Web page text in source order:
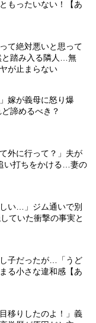
もったいない！【あ
て絶対悪いと思って
踏み入る隣人…無
が止まらない
嫁が義母に怒り爆
諦めるべき？
外に行って？」夫が
い打ちをかける…妻の
い…」ジム通いで別
ていた衝撃の事実と
子だったが…「うど
る小さな違和感【あ
移りしたのよ！」義